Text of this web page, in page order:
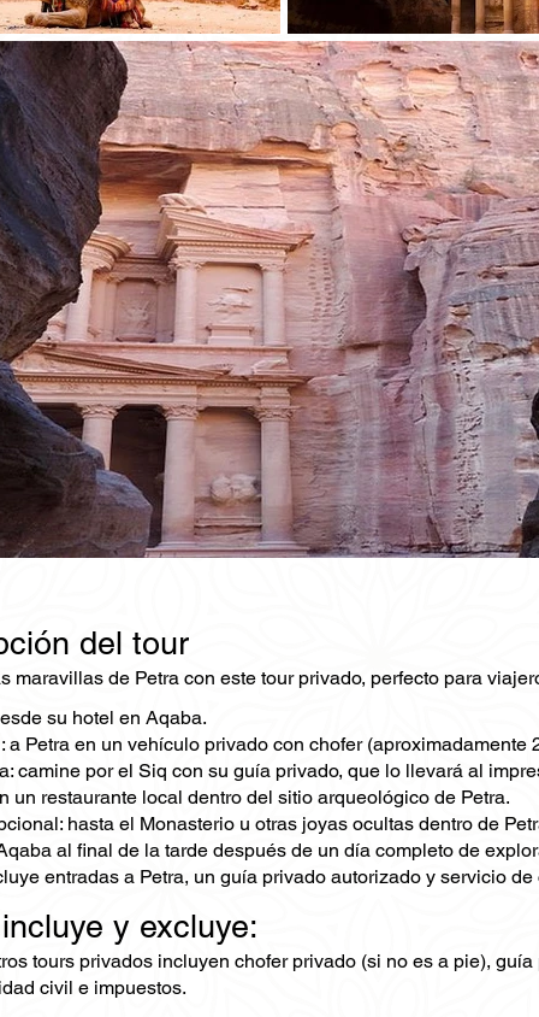
del tour
maravillas de Petra con este tour privado, perfecto para
su hotel en Aqaba.
a Petra en un vehículo privado con chofer (aproximadamente
camine por el Siq con su guía privado, que lo llevará al
un restaurante local dentro del sitio arqueológico de Petra.
hasta el Monasterio u otras joyas ocultas dentro de
al final de la tarde después de un día completo de
entradas a Petra, un guía privado autorizado y servicio de
y excluye:
tours privados incluyen chofer privado (si no es a pie),
civil e impuestos.